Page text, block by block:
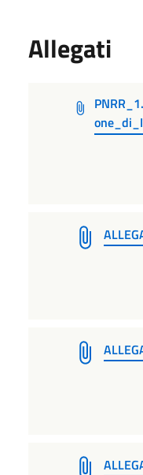
Allegati